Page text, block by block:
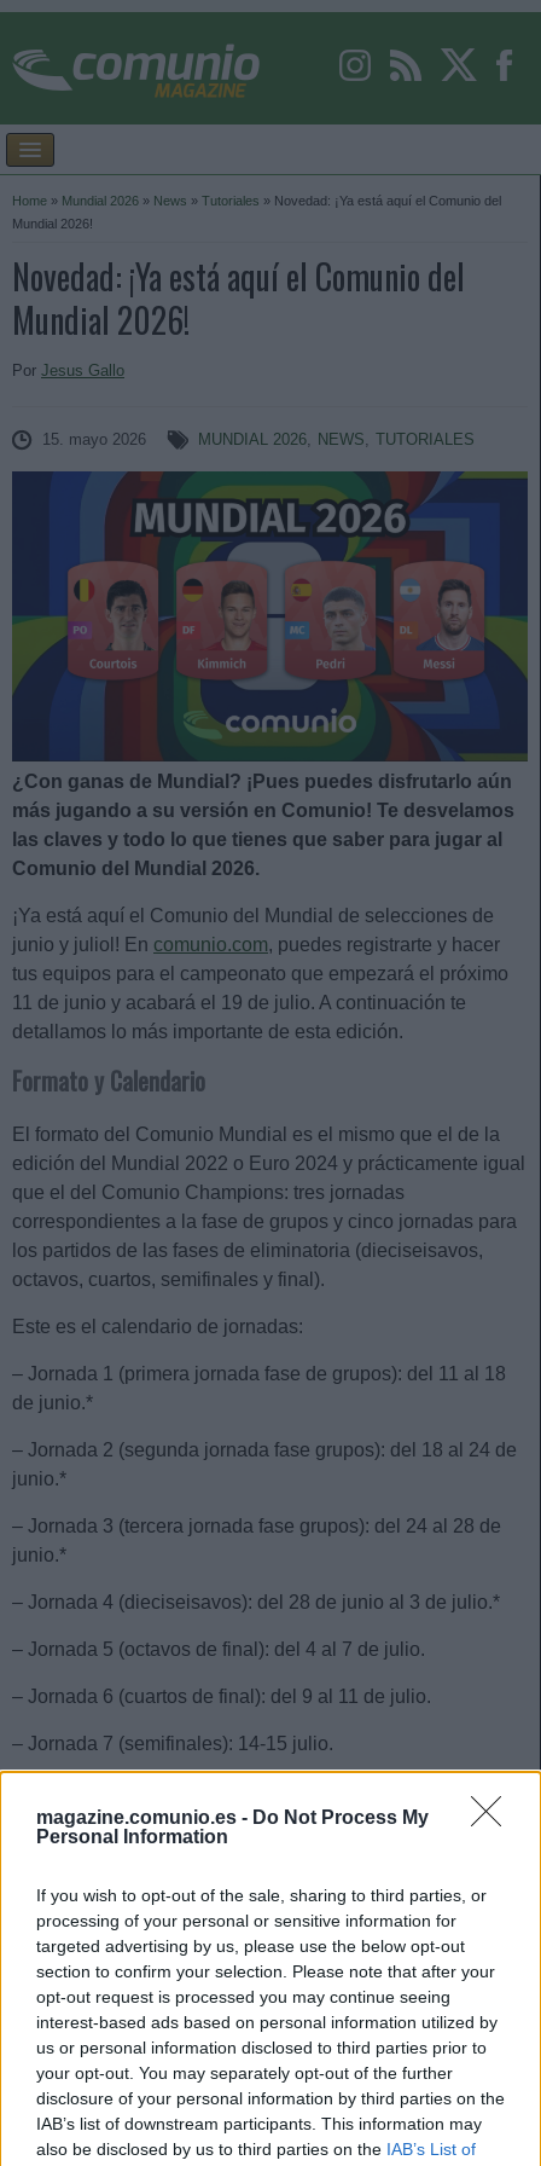
magazine.comunio.es - Do Not Process My
Personal Information
If you wish to opt-out of the sale, sharing to third parties, or
processing of your personal or sensitive information for
targeted advertising by us, please use the below opt-out
section to confirm your selection. Please note that after your
opt-out request is processed you may continue seeing
interest-based ads based on personal information utilized by
us or personal information disclosed to third parties prior to
your opt-out. You may separately opt-out of the further
disclosure of your personal information by third parties on the
IAB’s list of downstream participants. This information may
also be disclosed by us to third parties on the IAB’s List of
Home » Mundial 2026 » News » Tutoriales » Novedad: ¡Ya está aquí el Comunio del
Mundial 2026!
Novedad: ¡Ya está aquí el Comunio del
Mundial 2026!
Por Jesus Gallo
15. mayo 2026 MUNDIAL 2026, NEWS, TUTORIALES
¿Con ganas de Mundial? ¡Pues puedes disfrutarlo aún
más jugando a su versión en Comunio! Te desvelamos
las claves y todo lo que tienes que saber para jugar al
Comunio del Mundial 2026.
¡Ya está aquí el Comunio del Mundial de selecciones de
junio y juliol! En comunio.com, puedes registrarte y hacer
tus equipos para el campeonato que empezará el próximo
11 de junio y acabará el 19 de julio. A continuación te
detallamos lo más importante de esta edición.
Formato y Calendario
El formato del Comunio Mundial es el mismo que el de la
edición del Mundial 2022 o Euro 2024 y prácticamente igual
que el del Comunio Champions: tres jornadas
correspondientes a la fase de grupos y cinco jornadas para
los partidos de las fases de eliminatoria (dieciseisavos,
octavos, cuartos, semifinales y final).
Este es el calendario de jornadas:
– Jornada 1 (primera jornada fase de grupos): del 11 al 18
de junio.*
– Jornada 2 (segunda jornada fase grupos): del 18 al 24 de
junio.*
– Jornada 3 (tercera jornada fase grupos): del 24 al 28 de
junio.*
– Jornada 4 (dieciseisavos): del 28 de junio al 3 de julio.*
– Jornada 5 (octavos de final): del 4 al 7 de julio.
– Jornada 6 (cuartos de final): del 9 al 11 de julio.
– Jornada 7 (semifinales): 14-15 julio.
* Al haber partidos de madrugada, hay jornadas que acaban
acabará el 18 de junio a las 6:00 horas aproximadamente
(el último partido está fijado a las 4:00) y la jornada 2
empezará el mismo 18 de junio a las 18:00 horas.
Cómo suele ocurrir en estas ediciones, los jugadores de las
selecciones eliminadas en cada ronda tras la fase de
grupos se van eliminando del juego al término de su
respectiva jornada. Como pasa en cualquier edición, podrás
quedarte con esos jugadores o ponerlos en venta para que
Computer te haga ofertas.